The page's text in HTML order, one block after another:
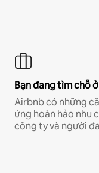
Bạn đang tìm chỗ
Airbnb có những
ứng hoàn hảo nhu
công ty và người